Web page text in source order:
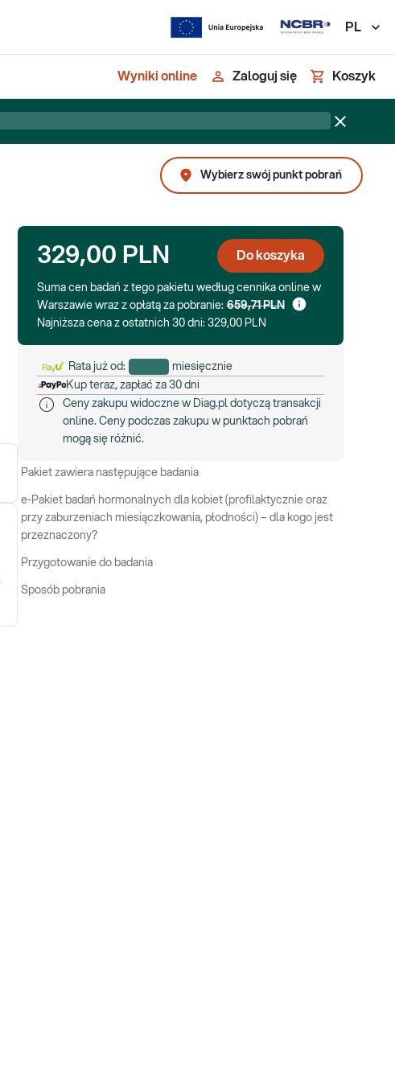
PL
Wyniki online Zaloguj się Koszyk
Wybierz swój punkt pobrań
329,00 PLN Do koszyka
Suma cen badań z tego pakietu według cennika online w
Warszawie wraz z opłatą za pobranie: 659,71 PLN
Najniższa cena z ostatnich 30 dni: 329,00 PLN
Rata już od:
miesięcznie
Kup teraz, zapłać za 30 dni
Ceny zakupu widoczne w Diag.pl dotyczą transakcji
online. Ceny podczas zakupu w punktach pobrań
mogą się różnić.
Pakiet zawiera następujące badania
e-Pakiet badań hormonalnych dla kobiet (profilaktycznie oraz
przy zaburzeniach miesiączkowania, płodności) – dla kogo jest
przeznaczony?
Przygotowanie do badania
Sposób pobrania